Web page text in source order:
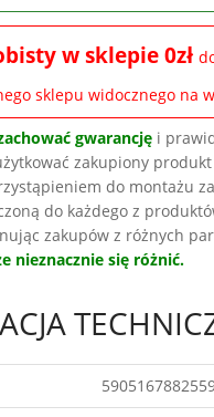
w sklepie 0zł
sklepu widocznego na
gwarancję i
zakupiony
do montażu
do każdego z
zakupów z różnych
nieznacznie się różnić.